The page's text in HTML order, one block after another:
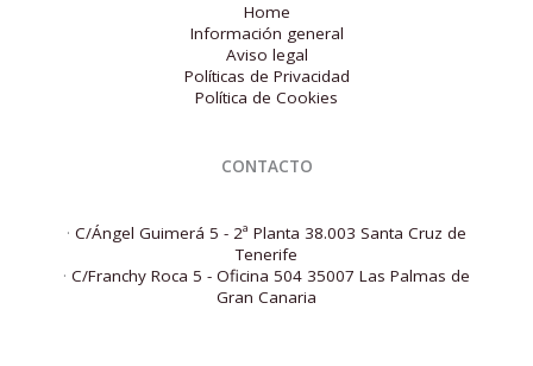
Home
Información general
Aviso legal
Políticas de Privacidad
Política de Cookies
CONTACTO
· C/Ángel Guimerá 5 - 2ª Planta 38.003 Santa Cruz de
Tenerife
· C/Franchy Roca 5 - Oficina 504 35007 Las Palmas de
Gran Canaria